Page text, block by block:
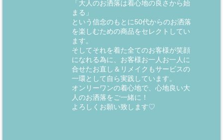
「大人のお洒落は着心地の良さから始
まる」
という信念のもとに50代からのお洒落
を楽しむための商品をセレクトしてい
ます。
そしてそれを着た全てのお客様が笑顔
になれる為に、お客様お一人お一人に
合せたお直し＆リメイクもサービスの
一環として自ら実践しています。
オンリーワンの着心地で、心地良い大
人のお洒落をご一緒に！
よろしくお願い致します♡